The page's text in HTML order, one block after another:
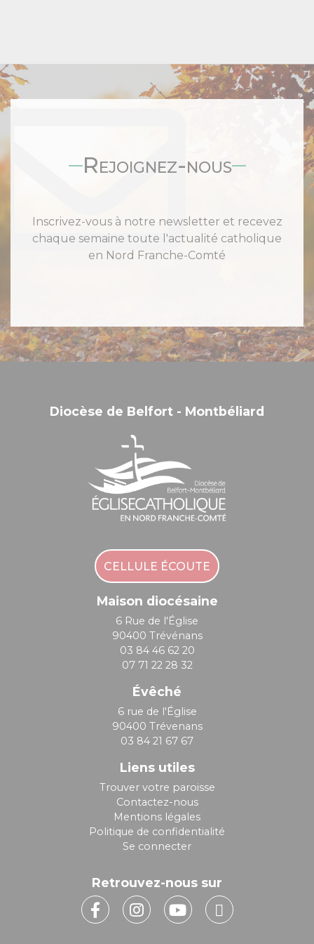
Rejoignez-nous
Inscrivez-vous à notre newsletter et recevez
chaque semaine toute l'actualité catholique
en Nord Franche-Comté
Diocèse de Belfort - Montbéliard
CELLULE ÉCOUTE
Maison diocésaine
6 Rue de l'Église
90400 Trévénans
03 84 46 62 20
07 71 22 28 32
Évêché
6 rue de l'Église
90400 Trévenans
03 84 21 67 67
Liens utiles
Trouver votre paroisse
Contactez-nous
Mentions légales
Politique de confidentialité
Se connecter
Retrouvez-nous sur